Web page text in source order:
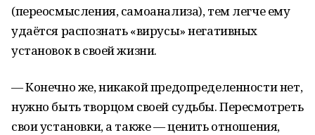
(переосмысления, самоанализа), тем легче ему
удаётся распознать «вирусы» негативных
установок в своей жизни.
— Конечно же, никакой предопределенности нет,
нужно быть творцом своей судьбы. Пересмотреть
свои установки, а также — ценить отношения,